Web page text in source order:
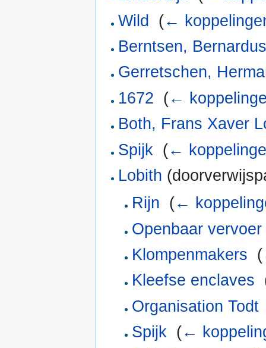
Wild
(←
Berntsen,
Gerretschen,
1672 (←
Both, Frans Xaver
Spijk (←
Lobith
Rijn (←
Openbaar vervoer
Klompenmakers (
Kleefse enclaves
Organisation Todt
Spijk‎ (←